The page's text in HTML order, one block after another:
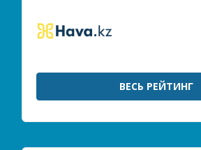
ВЕСЬ РЕЙТИНГ